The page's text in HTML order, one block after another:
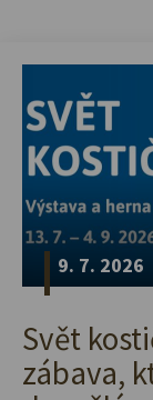
9. 7. 2026
Svět
zábava,